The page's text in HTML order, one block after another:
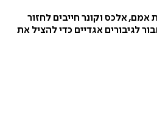
אלכס וקונר חייבים לחזור
לגיבורים אגדיים כדי להציל את